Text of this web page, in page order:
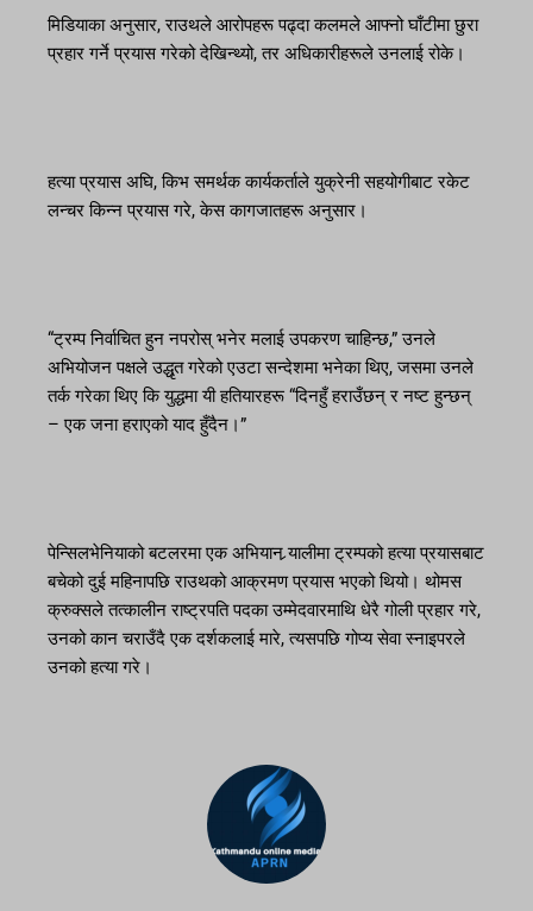
मिडियाका अनुसार, राउथले आरोपहरू पढ्दा कलमले आफ्नो घाँटीमा छुरा
प्रहार गर्ने प्रयास गरेको देखिन्थ्यो, तर अधिकारीहरूले उनलाई रोके।
हत्या प्रयास अघि, किभ समर्थक कार्यकर्ताले युक्रेनी सहयोगीबाट रकेट
लन्चर किन्न प्रयास गरे, केस कागजातहरू अनुसार।
“ट्रम्प निर्वाचित हुन नपरोस् भनेर मलाई उपकरण चाहिन्छ,” उनले
अभियोजन पक्षले उद्धृत गरेको एउटा सन्देशमा भनेका थिए, जसमा उनले
तर्क गरेका थिए कि युद्धमा यी हतियारहरू “दिनहुँ हराउँछन् र नष्ट हुन्छन्
– एक जना हराएको याद हुँदैन।”
पेन्सिलभेनियाको बटलरमा एक अभियान र्‍यालीमा ट्रम्पको हत्या प्रयासबाट
बचेको दुई महिनापछि राउथको आक्रमण प्रयास भएको थियो। थोमस
क्रुक्सले तत्कालीन राष्ट्रपति पदका उम्मेदवारमाथि धेरै गोली प्रहार गरे,
उनको कान चराउँदै एक दर्शकलाई मारे, त्यसपछि गोप्य सेवा स्नाइपरले
उनको हत्या गरे।